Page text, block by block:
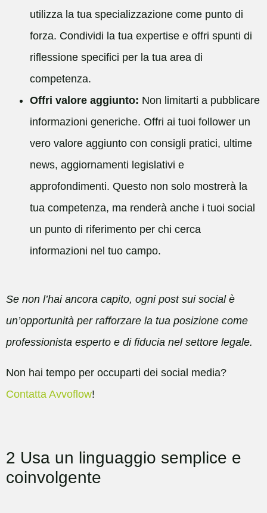
utilizza la tua specializzazione come punto di
forza. Condividi la tua expertise e offri spunti di
riflessione specifici per la tua area di
competenza.
Offri valore aggiunto: Non limitarti a pubblicare
informazioni generiche. Offri ai tuoi follower un
vero valore aggiunto con consigli pratici, ultime
news, aggiornamenti legislativi e
approfondimenti. Questo non solo mostrerà la
tua competenza, ma renderà anche i tuoi social
un punto di riferimento per chi cerca
informazioni nel tuo campo.
Se non l’hai ancora capito, ogni post sui social è
un’opportunità per rafforzare la tua posizione come
professionista esperto e di fiducia nel settore legale.
Non hai tempo per occuparti dei social media?
Contatta Avvoflow!
2 Usa un linguaggio semplice e
coinvolgente